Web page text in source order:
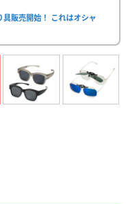
販売開始！ これはオシャ